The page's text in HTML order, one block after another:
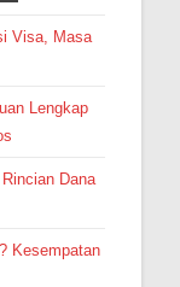
Visa, Masa
Lengkap
Dana
Kesempatan